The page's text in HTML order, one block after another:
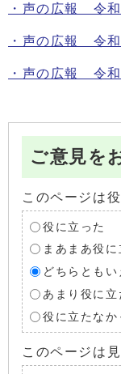
・声の広報 令
・声の広報 令
・声の広報 令
ご意見を
このページは
役に立った
まあまあ役に
どちらともい
あまり役に立
役に立たなか
このページは